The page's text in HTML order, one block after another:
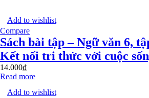
Add to wishlist
Compare
Sách bài tập – Ngữ văn 6,
Kết nối tri thức với cuộc
14.000₫
Read more
Add to wishlist